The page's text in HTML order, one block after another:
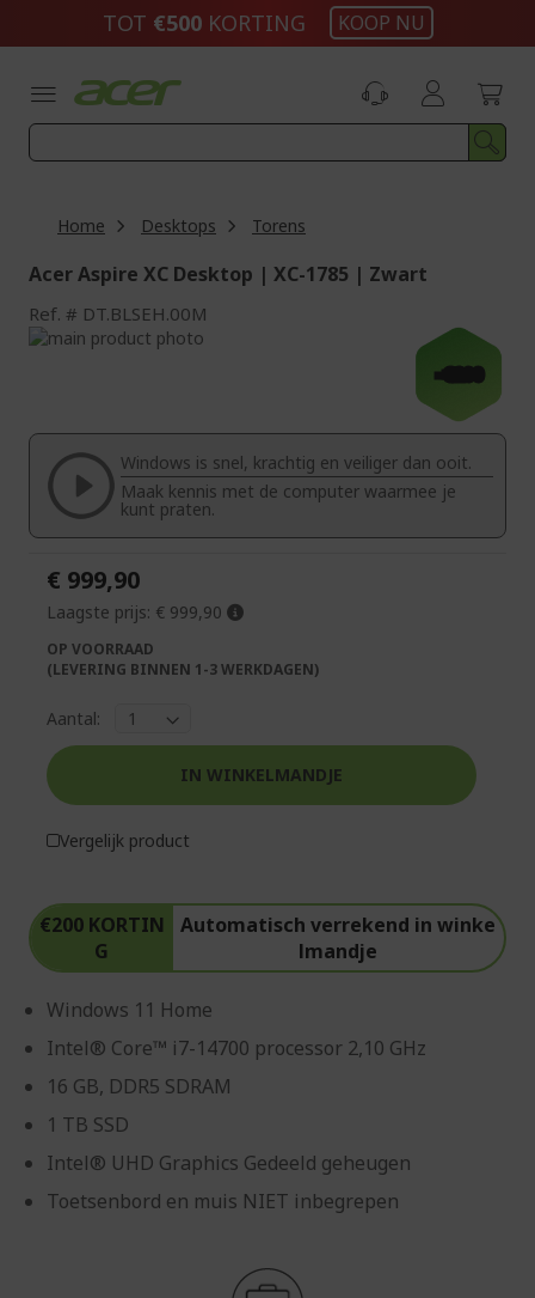
inhoud
TOT €500​KORTING KOOP NU
Home Desktops Torens
Acer Aspire XC Desktop | XC-1785 | Zwart
Ref. DT.BLSEH.00M
Ga
van
afbeeldingen-
gallerij
-€200
begin
afbeeldingen-
gallerij
Windows is snel, krachtig en veiliger dan ooit.
Maak kennis met de computer waarmee je
kunt praten.
€200 KORTIN
G
Automatisch verrekend in winke
lmandje
Windows 11 Home
Intel® Core™ i7-14700 processor 2,10 GHz
16 GB, DDR5 SDRAM
1 TB SSD
Intel® UHD Graphics Gedeeld geheugen
Toetsenbord en muis NIET inbegrepen
€ 999,90
Laagste prijs: € 999,90
OP VOORRAAD
(LEVERING BINNEN 1-3 WERKDAGEN)
Aantal:
IN WINKELMANDJE
Vergelijk product